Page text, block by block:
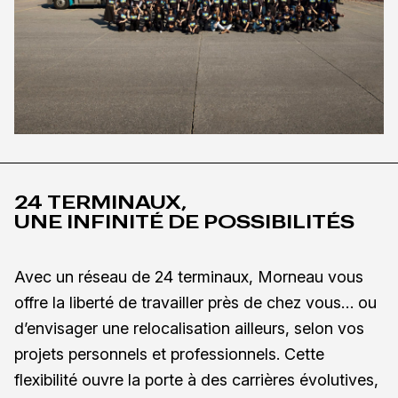
Développement de carrière
Un parcours professionnel enrichissant : Des
opportunités de formation et de mobilité
interne pour accompagner l'évolution de nos
Conciliation travail-vie personnel
Favoriser l'équilibre vie professionnelle-vie
s'adapter aux rythmes de nos
collaborateurs.
24 TERMINAUX,
UNE INFINITÉ DE POSSIBILITÉS
Avec un réseau de 24 terminaux, Morneau vous
offre la liberté de travailler près de chez vous… ou
d’envisager une relocalisation ailleurs, selon vos
projets personnels et professionnels. Cette
flexibilité ouvre la porte à des carrières évolutives,